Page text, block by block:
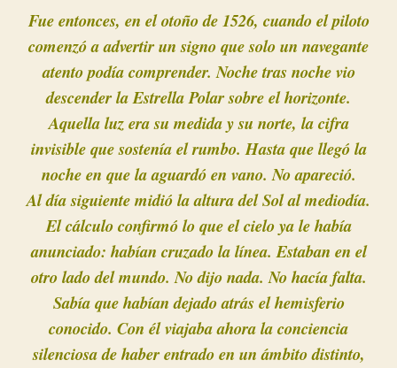
Fue entonces, en el otoño de 1526, cuando el piloto
comenzó a advertir un signo que solo un navegante
atento podía comprender. Noche tras noche vio
descender la Estrella Polar sobre el horizonte.
Aquella luz era su medida y su norte, la cifra
invisible que sostenía el rumbo. Hasta que llegó la
noche en que la aguardó en vano. No apareció.
Al día siguiente midió la altura del Sol al mediodía.
El cálculo confirmó lo que el cielo ya le había
anunciado: habían cruzado la línea. Estaban en el
otro lado del mundo. No dijo nada. No hacía falta.
Sabía que habían dejado atrás el hemisferio
conocido. Con él viajaba ahora la conciencia
silenciosa de haber entrado en un ámbito distinto,